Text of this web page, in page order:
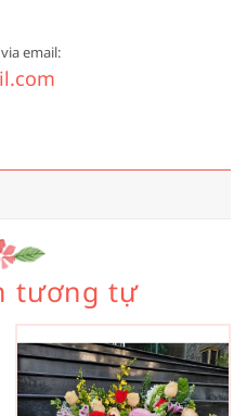
email:
tương tự